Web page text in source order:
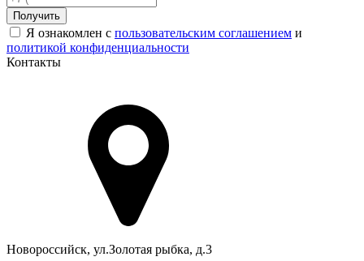
Получить
Я ознакомлен с пользовательским соглашением и
политикой конфиденциальности
Контакты
Новороссийск, ул.Золотая рыбка, д.3